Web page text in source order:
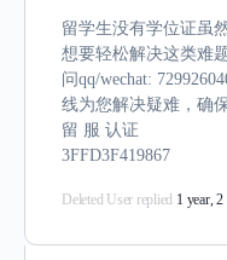
留学生没有学位证虽
想要轻松解决这类难
问qq/wechat:
线为您解决疑难，确
留 服 认证
3FFD3F419867
Deleted User replied 1 year,